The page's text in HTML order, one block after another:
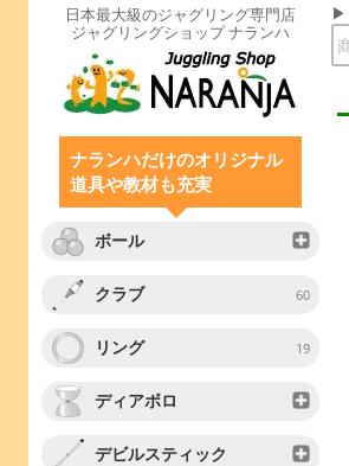
日本最大級のジャグリング専門店
ジャグリングショップ ナランハ
ナランハだけのオリジナル
道具や教材も充実
ボール
クラブ 60
リング 19
ディアボロ
デビルスティック